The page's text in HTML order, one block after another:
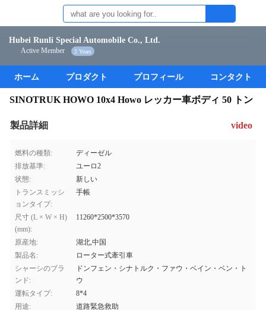
Hubei Runli Special Automobile Co., Ltd.
Active Member 2 Years
ホーム プロダクト プロフィール コンタクト
SINOTRUK HOWO 10x4 Howo レッカー車ボディ 50 トン
製品詳細 video
燃料の種類:
ディーゼル
排放基準:
ユーロ2
状態:
新しい
トランスミッシ
ョンタイプ:
手帳
尺寸 (L × W × H)
(mm):
11260*2500*3570
原産地:
湖北,中国
製品名:
ローター式牽引車
シャーシのブラ
ンド:
ドンフェン・シナトルク・ファウ・ベイン・ベン・ト
ウ
運転タイプ:
8*4
用途:
道路緊急救助